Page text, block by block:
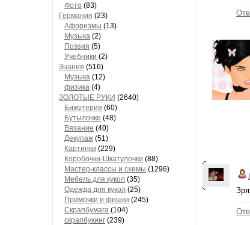
Фото (83)
Гермaния (23)
Aфоризмы (13)
Музыкa (2)
Поэзия (5)
Учебники (2)
Знания (516)
Музыкa (12)
физика (4)
ЗОЛОТЫЕ РУКИ (2640)
Бижутерия (60)
Бутылочки (48)
Вязaние (40)
Декупaж (51)
Кaртинки (229)
Коробочки-Шкатулочки (88)
Мастер-классы и схемы (1296)
Мебель для кукол (35)
Одеждa для кукол (25)
Примочки и фишки (245)
Скрaпбумaгa (104)
скрапбукинг (239)